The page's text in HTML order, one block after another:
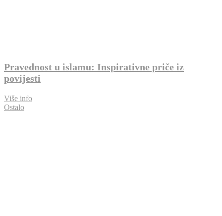
Pravednost u islamu: Inspirativne priče iz
povijesti
Više info
Ostalo